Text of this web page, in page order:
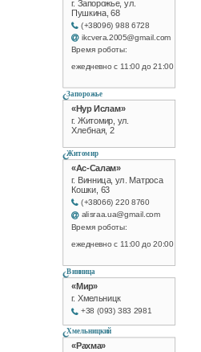
г. Запорожье, ул.
Пушкина, 68
(+38096) 988 6728
ikcvera.2005@gmail.com
Время роботы:
ежедневно с 11:00 до 21:00
Запорожье
«Нур Ислам»
г. Житомир, ул.
Хлебная, 2
Житомир
«Ас-Салам»
г. Винница, ул. Матроса
Кошки, 63
(+38066) 220 8760
alisraa.ua@gmail.com
Время роботы:
ежедневно с 11:00 до 20:00
Винница
«Мир»
г. Хмельницк
+38 (093) 383 2981
Хмельницкий
«Рахма»